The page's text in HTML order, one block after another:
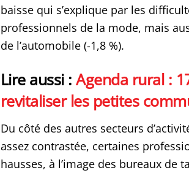
baisse qui s’explique par les
professionnels de la mode, mais
de l’automobile (-1,8 %).
Lire aussi :Agenda rural :
revitaliser les petites
Du côté des autres secteurs
assez contrastée, certaines
hausses, à l’image des bureaux de